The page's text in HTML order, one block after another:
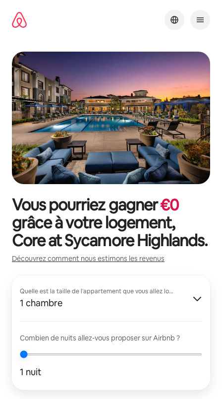
directement
Vous pourriez gagner€0
grâce à votre logement,
Core at Sycamore Highlands.
Découvrez comment nous estimons les revenus
Quelle est la taille de l'appartement que vous allez louer ?
1 chambre
Combien de nuits allez-vous proposer sur Airbnb ?
1 nuit